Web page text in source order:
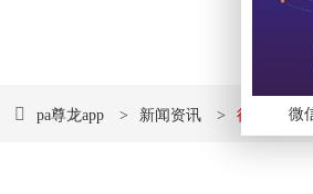
pa尊龙app > 新闻资讯 > 行业资讯
微